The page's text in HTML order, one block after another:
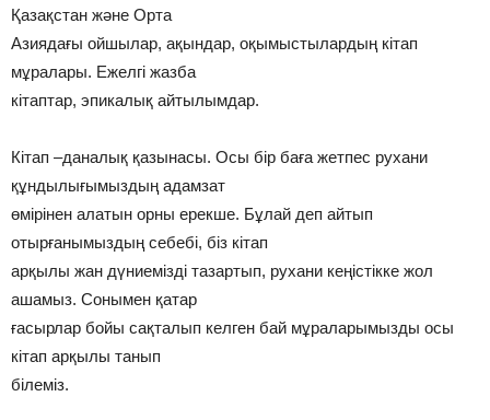
Қазақстан және Орта
Азиядағы ойшылар, ақындар, оқымыстылардың кітап
мұралары. Ежелгі жазба
кітаптар, эпикалық айтылымдар.
Кітап –даналық қазынасы. Осы бір баға жетпес рухани
құндылығымыздың адамзат
өмірінен алатын орны ерекше. Бұлай деп айтып
отырғанымыздың себебі, біз кітап
арқылы жан дүниемізді тазартып, рухани кеңістікке жол
ашамыз. Сонымен қатар
ғасырлар бойы сақталып келген бай мұраларымызды осы
кітап арқылы танып
білеміз.